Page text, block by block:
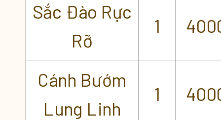
Sắc Đào Rực
Rỡ
1
Cánh Bướm
Lung Linh
1